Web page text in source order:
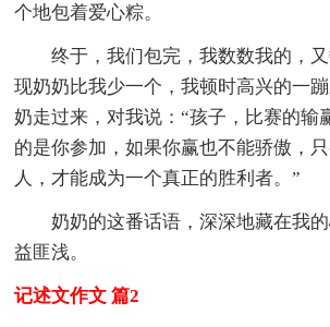
个地包着爱心粽。
终于，我们包完，我数数我的，又
现奶奶比我少一个，我顿时高兴的一
奶走过来，对我说：“孩子，比赛的输
的是你参加，如果你赢也不能骄傲，
人，才能成为一个真正的胜利者。”
奶奶的这番话语，深深地藏在我的
益匪浅。
记述文作文 篇2